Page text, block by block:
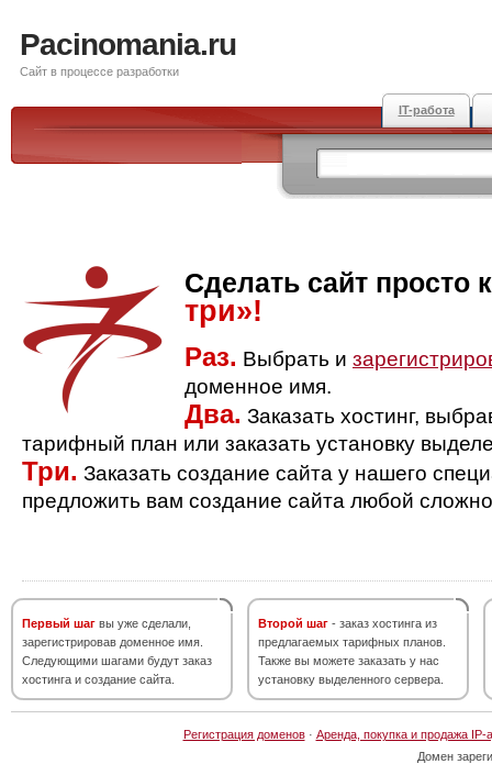
Pacinomania.ru
Сайт в процессе разработки
IT-работа
Сделать сайт просто
три»!
Раз. Выбрать и
доменное имя.
Два. Заказать хостинг,
тарифный план или заказать установку
Три. Заказать создание сайта у нашего
предложить вам создание сайта любой
Первый шаг вы уже сделали,
зарегистрировав доменное имя.
Следующими шагами будут заказ
хостинга и создание сайта.
Второй шаг - заказ хостинга из
предлагаемых тарифных планов.
Также вы можете заказать у нас
установку выделенного сервера.
Регистрация доменов· Аренда, покупка и продажа IP-
Домен